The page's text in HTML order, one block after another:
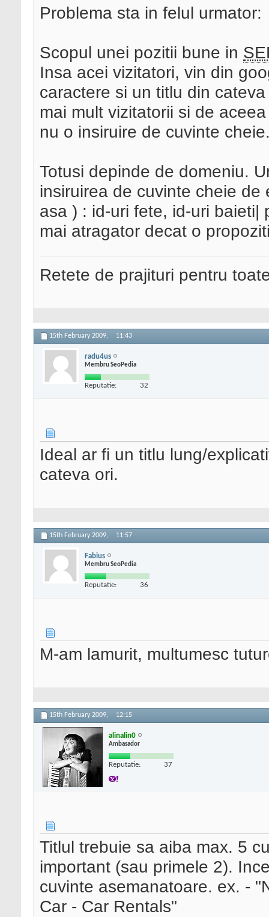
Problema sta in felul urmator:
Scopul unei pozitii bune in
Insa acei vizitatori, vin din
caractere si un titlu din
mai mult vizitatorii si de
nu o insiruire de cuvinte
Totusi depinde de domeniu.
insiruirea de cuvinte cheie
asa ) : id-uri fete, id-uri
mai atragator decat o
Retete de prajituri pentru
15th February 2009, 11:43
radu4us
Membru SeoPedia
Reputatie: 32
Ideal ar fi un titlu lung/
cateva ori.
15th February 2009, 11:57
Fabius
Membru SeoPedia
Reputatie: 36
M-am lamurit, multumesc
15th February 2009, 12:15
alinalin0
Ambasador
Reputatie: 37
Titlul trebuie sa aiba max. 5
important (sau primele 2).
cuvinte asemanatoare. ex. -
Car - Car Rentals"